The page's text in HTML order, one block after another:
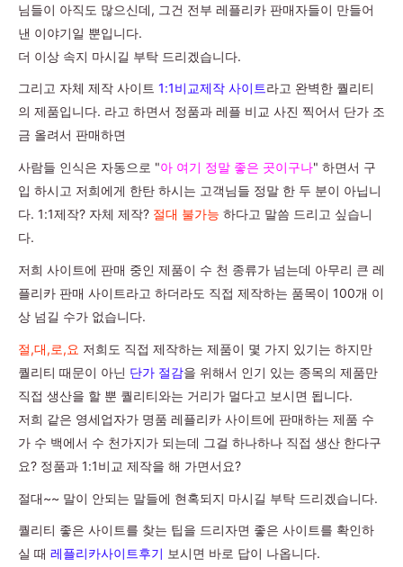
님들이 아직도 많으신데, 그건 전부 레플리카 판매자들이 만들어
낸 이야기일 뿐입니다.
더 이상 속지 마시길 부탁 드리겠습니다.
그리고 자체 제작 사이트 1:1비교제작 사이트라고 완벽한 퀄리티
의 제품입니다. 라고 하면서 정품과 레플 비교 사진 찍어서 단가 조
금 올려서 판매하면
사람들 인식은 자동으로 "아 여기 정말 좋은 곳이구나" 하면서 구
입 하시고 저희에게 한탄 하시는 고객님들 정말 한 두 분이 아닙니
다. 1:1제작? 자체 제작? 절대 불가능 하다고 말씀 드리고 싶습니
다.
저희 사이트에 판매 중인 제품이 수 천 종류가 넘는데 아무리 큰 레
플리카 판매 사이트라고 하더라도 직접 제작하는 품목이 100개 이
상 넘길 수가 없습니다.
절,대,로,요 저희도 직접 제작하는 제품이 몇 가지 있기는 하지만
퀄리티 때문이 아닌 단가 절감을 위해서 인기 있는 종목의 제품만
직접 생산을 할 뿐 퀄리티와는 거리가 멀다고 보시면 됩니다.
저희 같은 영세업자가 명품 레플리카 사이트에 판매하는 제품 수
가 수 백에서 수 천가지가 되는데 그걸 하나하나 직접 생산 한다구
요? 정품과 1:1비교 제작을 해 가면서요?
절대~~ 말이 안되는 말들에 현혹되지 마시길 부탁 드리겠습니다.
퀄리티 좋은 사이트를 찾는 팁을 드리자면 좋은 사이트를 확인하
실 때 레플리카사이트후기 보시면 바로 답이 나옵니다.